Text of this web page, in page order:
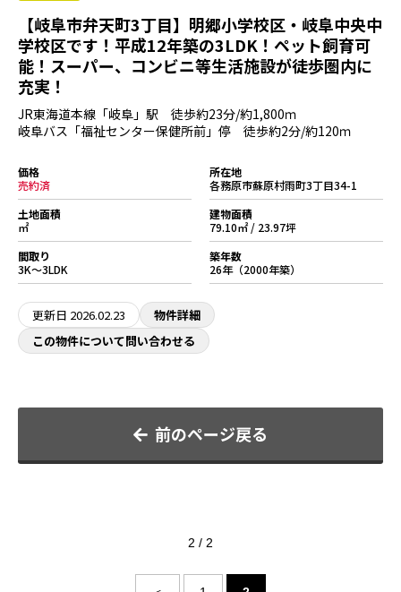
【岐阜市弁天町3丁目】明郷小学校区・岐阜中央中
学校区です！平成12年築の3LDK！ペット飼育可
能！スーパー、コンビニ等生活施設が徒歩圏内に
充実！
JR東海道本線「岐阜」駅 徒歩約23分/約1,800ｍ
岐阜バス「福祉センター保健所前」停 徒歩約2分/約120ｍ
価格
売約済
所在地
各務原市蘇原村雨町3丁目34-1
土地面積
㎡
建物面積
79.10㎡ / 23.97坪
間取り
3K～3LDK
築年数
26年（2000年築）
更新日 2026.02.23
物件詳細
この物件について問い合わせる
前のページ戻る
2 / 2